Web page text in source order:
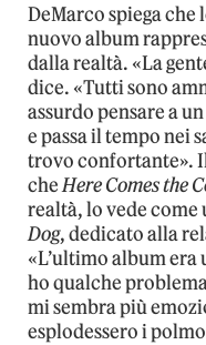
DeMarco spiega che
nuovo album
dalla realtà. «La
dice. «Tutti sono
assurdo pensare a
e passa il tempo nei
trovo confortante».
cheHere Comes the
realtà, lo vede come
Dog, dedicato alla
«L’ultimo album era
ho qualche
mi sembra più
esplodessero i